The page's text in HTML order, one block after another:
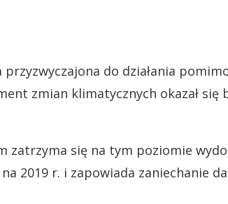
do działania
zmian klimatycznych okazał się
zatrzyma się na tym poziomie
2019 r. i zapowiada zaniechanie